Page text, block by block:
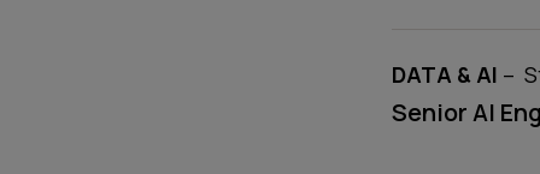
DATA & AI –
Senior AI